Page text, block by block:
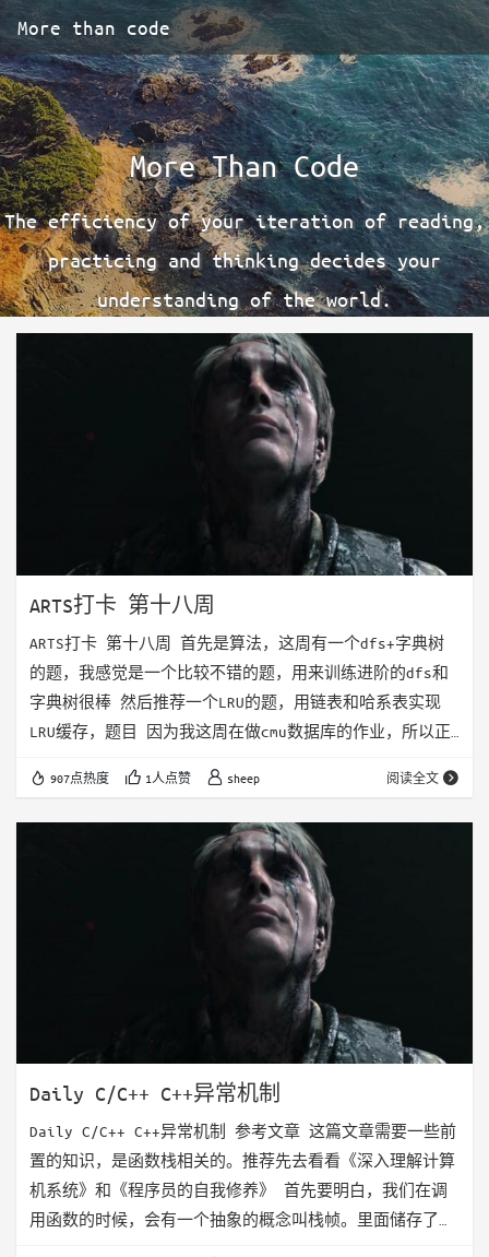
More than code
More Than Code
The efficiency of your iteration of reading,
practicing and thinking decides your
understanding of the world.
ARTS打卡 第十八周
ARTS打卡 第十八周 首先是算法，这周有一个dfs+字典树
的题，我感觉是一个比较不错的题，用来训练进阶的dfs和
字典树很棒 然后推荐一个LRU的题，用链表和哈系表实现
LRU缓存，题目 因为我这周在做cmu数据库的作业，所以正
个总结。 这里还有一个有关热重载的文章，就是用动态链
接来实现，如果看过程序员的自我修养的同学应该会很熟
悉，dlopen和dlclose等函数 这周主要的实现都在读数据
库的书，B+树的作业也马上就要开始了，这周总体感觉有点
907点热度 1人点赞 sheep 阅读全文
Daily C/C++ C++异常机制
Daily C/C++ C++异常机制 参考文章 这篇文章需要一些前
置的知识，是函数栈相关的。推荐先去看看《深入理解计算
机系统》和《程序员的自我修养》 首先要明白，我们在调
用函数的时候，会有一个抽象的概念叫栈帧。里面储存了我